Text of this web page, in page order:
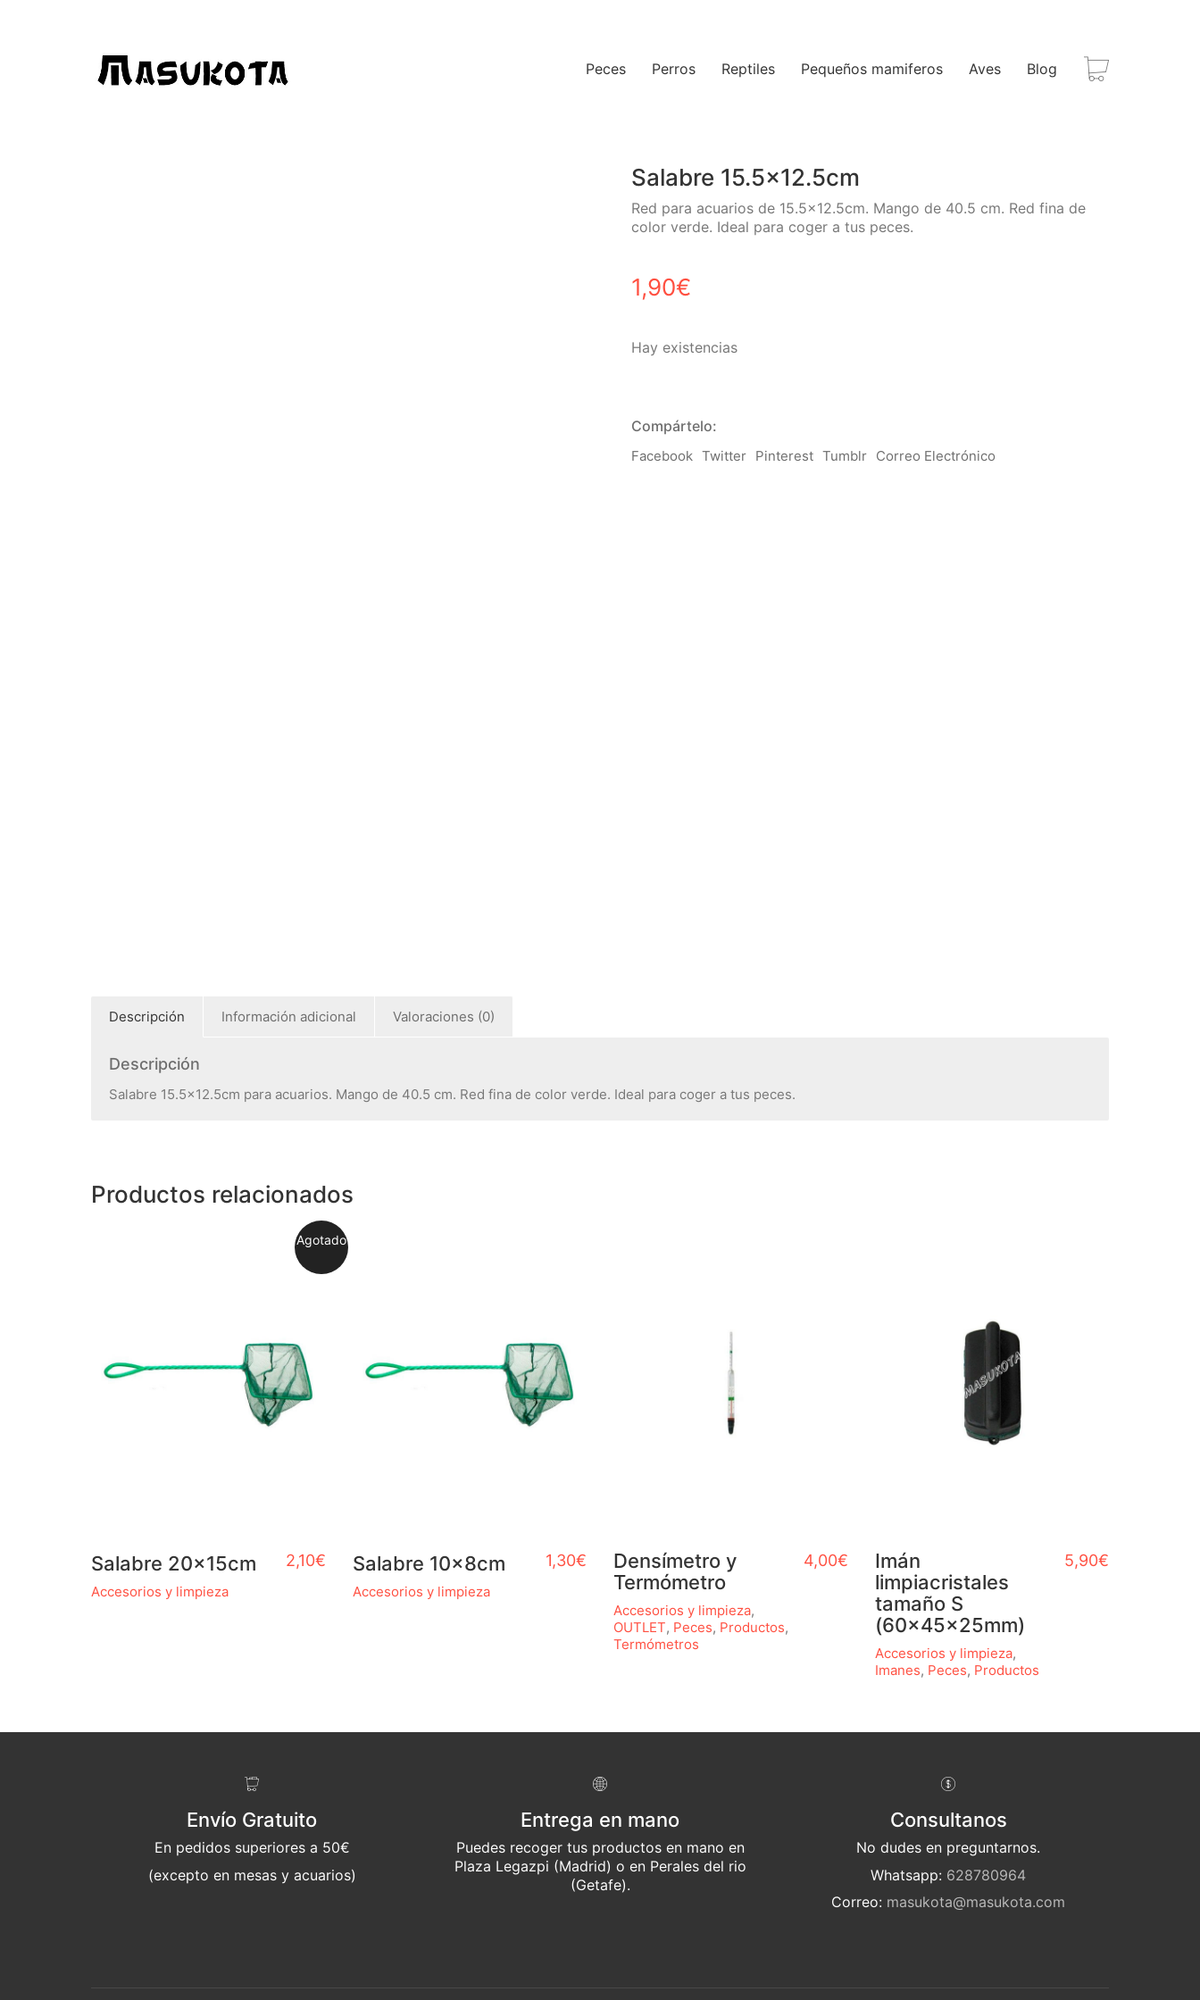
Peces Perros Reptiles Pequeños mamiferos Aves Blog
Salabre 15.5×12.5cm
Red para acuarios de 15.5×12.5cm. Mango de 40.5 cm. Red fina de
color verde. Ideal para coger a tus peces.
1,90€
Hay existencias
Compártelo:
Facebook Twitter Pinterest Tumblr Correo Electrónico
Descripción Información adicional Valoraciones (0)
Descripción
Salabre 15.5×12.5cm para acuarios. Mango de 40.5 cm. Red fina de color verde. Ideal para coger a tus peces.
Productos relacionados
Agotado
Salabre 20x15cm
Accesorios y limpieza
2,10€ Salabre 10x8cm
Accesorios y limpieza
1,30€
Densímetro y
Termómetro
Accesorios y limpieza,
OUTLET, Peces, Productos,
Termómetros
4,00€
Imán
limpiacristales
tamaño S
(60x45x25mm)
Accesorios y limpieza,
Imanes, Peces, Productos
5,90€
Envío Gratuito
En pedidos superiores a 50€
(excepto en mesas y acuarios)
Entrega en mano
Puedes recoger tus productos en mano en
Plaza Legazpi (Madrid) o en Perales del rio
(Getafe).
Consultanos
No dudes en preguntarnos.
Whatsapp: 628780964
Correo: masukota@masukota.com